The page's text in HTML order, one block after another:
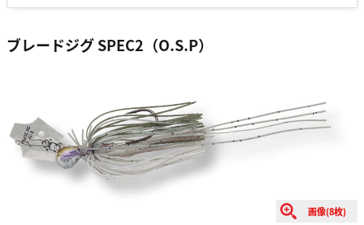
ブレードジグ SPEC2（O.S.P）
画像(8枚)